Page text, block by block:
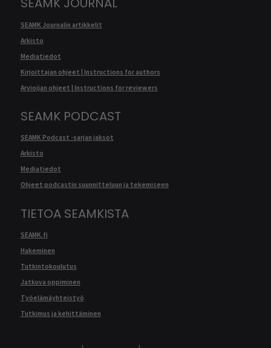
SEAMK Journalin artikkelit
Arkisto
Mediatiedot
Kirjoittajan ohjeet | Instructions for authors
Arvioijan ohjeet | Instructions for reviewers
SEAMK PODCAST
SEAMK Podcast -sarjan jaksot
Arkisto
Mediatiedot
Ohjeet podcastin suunnitteluun ja tekemiseen
TIETOA SEAMKISTA
SEAMK.fi
Hakeminen
Tutkintokoulutus
Jatkuva oppiminen
Työelämäyhteistyö
Tutkimus ja kehittäminen